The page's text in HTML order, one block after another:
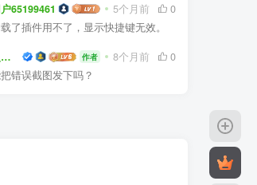
65199461 5个月前
0
了插件用不了，显示快捷键无效。
灵感屋 作者 8个月前
0
错误截图发下吗？